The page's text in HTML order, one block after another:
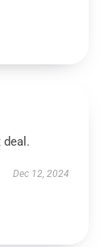
deal.
Dec 12, 2024